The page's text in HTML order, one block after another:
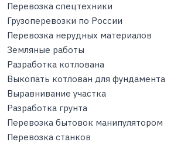
Перевозка спецтехники
Грузоперевозки по России
Перевозка нерудных материалов
Земляные работы
Разработка котлована
Выкопать котлован для фундамента
Выравнивание участка
Разработка грунта
Перевозка бытовок манипулятором
Перевозка станков